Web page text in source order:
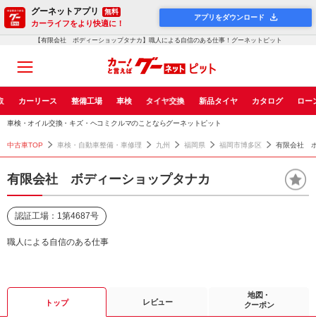
グーネットアプリ 無料
カーライフをより快適に！
アプリをダウンロード
【有限会社 ボディーショップタナカ】職人による自信のある仕事！グーネットピット
カーリース 整備工場 車検 タイヤ交換 新品タイヤ カタログ ロー
車検・オイル交換・キズ・ヘコミクルマのことならグーネットピット
中古車TOP 車検・自動車整備・車修理 九州 福岡県 福岡市博多区 有限会社
有限会社 ボディーショップタナカ
認証工場：1第4687号
職人による自信のある仕事
トップ レビュー
地図・
クーポン